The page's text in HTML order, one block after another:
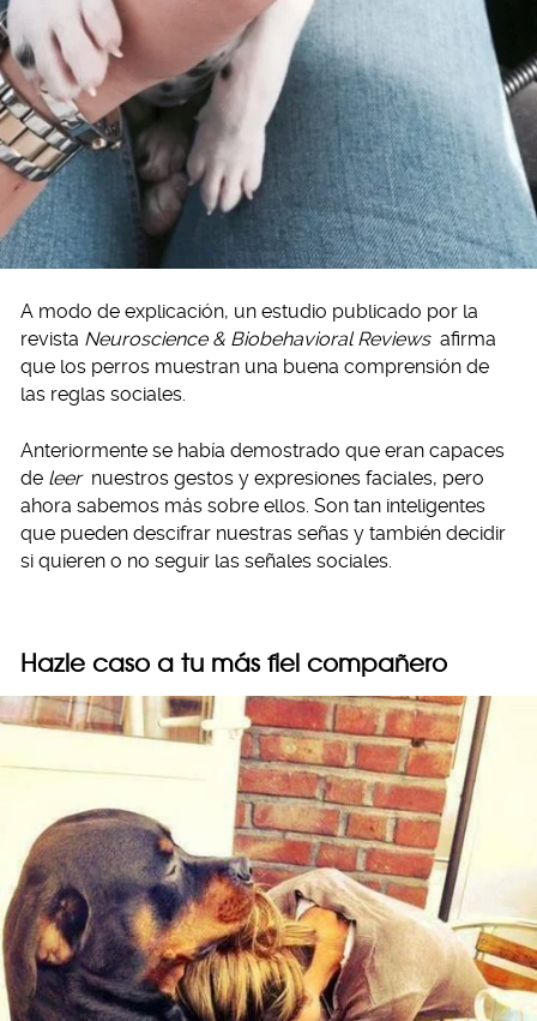
A modo de explicación, un estudio publicado por la
revista Neuroscience & Biobehavioral Reviews afirma
que los perros muestran una buena comprensión de
las reglas sociales.
Anteriormente se había demostrado que eran capaces
de leer nuestros gestos y expresiones faciales, pero
ahora sabemos más sobre ellos. Son tan inteligentes
que pueden descifrar nuestras señas y también decidir
si quieren o no seguir las señales sociales.
Hazle caso a tu más fiel compañero